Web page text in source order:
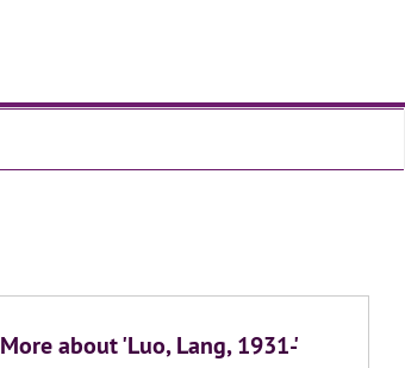
More about 'Luo, Lang, 1931-'